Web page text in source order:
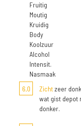
Fruitig
Moutig
Kruidig
Body
Koolzuur
Alcohol
Intensit.
Nasmaak
6,0
Zichtzeer
wat gist depot
donker.